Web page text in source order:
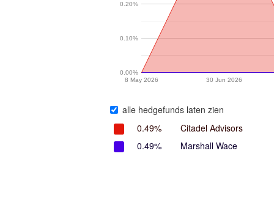
8 May 2026 30 Jun 2026
0.00%
0.10%
0.20%
alle hedgefunds laten zien
0.49%
Citadel Advisors
0.49%
Marshall Wace